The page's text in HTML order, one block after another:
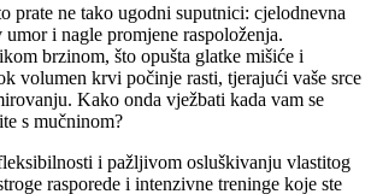
prate ne tako ugodni suputnici: cjelodnevna
i nagle promjene raspoloženja.
brzinom, što opušta glatke mišiće i
volumen krvi počinje rasti, tjerajući vaše srce
Kako onda vježbati kada vam se
s mučninom?
i pažljivom osluškivanju vlastitog
rasporede i intenzivne treninge koje ste